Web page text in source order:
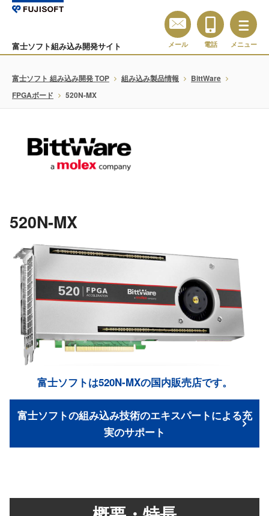
富士ソフト組み込み開発サイト メール 電話 メニュー
富士ソフト 組み込み開発 TOP 組み込み製品情報
BittWare
FPGAボード
520N-MX
520N-MX
富士ソフトは520N-MXの国内販売店です。
富士ソフトの組み込み技術のエキスパートによる充
実のサポート